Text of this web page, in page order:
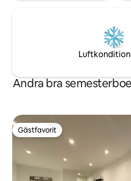
Andra bra
Gästfavorit
Gästfavorit